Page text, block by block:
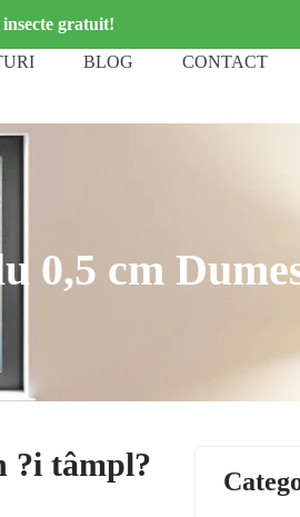
gratuit!
BLOG CONTACT
0,5 cm
?i tâmpl?